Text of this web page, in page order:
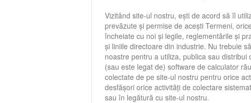
Vizitând site-ul nostru, ești de acord să îl
prevăzute și permise de acești Termeni,
încheiate cu noi și legile, reglementările și
și liniile directoare din industrie. Nu trebuie
noastre pentru a utiliza, publica sau distribui
(sau este legat de) software de calculator
colectate de pe site-ul nostru pentru orice
desfășori orice activități de colectare
sau în legătură cu site-ul nostru.